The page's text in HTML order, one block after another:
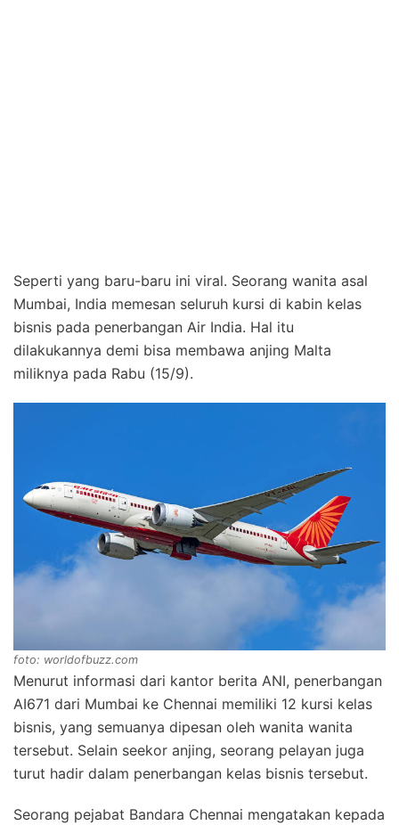
Seperti yang baru-baru ini viral. Seorang wanita asal
Mumbai, India memesan seluruh kursi di kabin kelas
bisnis pada penerbangan Air India. Hal itu
dilakukannya demi bisa membawa anjing Malta
miliknya pada Rabu (15/9).
foto: worldofbuzz.com
Menurut informasi dari kantor berita ANI, penerbangan
AI671 dari Mumbai ke Chennai memiliki 12 kursi kelas
bisnis, yang semuanya dipesan oleh wanita wanita
tersebut. Selain seekor anjing, seorang pelayan juga
turut hadir dalam penerbangan kelas bisnis tersebut.
Seorang pejabat Bandara Chennai mengatakan kepada